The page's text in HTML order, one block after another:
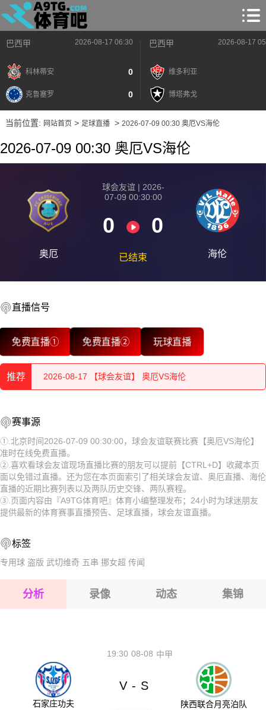
巴西甲 2026-08-17 06:30
科林蒂安 0
克鲁塞罗 0
巴西甲 2026-08-17
维多利亚
博塔弗戈
当前位置: 网站首页> 足球直播> 2026-07-09 00:30 奥厄VS海伦
2026-07-09 00:30 奥厄VS海伦
奥厄
球会友谊 | 2026-
07-09 00:30:00
0 0
已结束 海伦
直播信号
免费直播① 免费直播② 玩球直播
推荐
2026-08-17 【球会友谊】 奥厄VS海伦
2026-08-17 【球会友谊】 奥厄VS海伦
2026-08-17 【球会友谊】 奥厄VS海伦
2026-08-17 【球会友谊】 奥厄VS海伦
2026-08-17 【球会友谊】 奥厄VS海伦
2026-08-17 【球会友谊】 奥厄VS海伦
2026-08-17 【球会友谊】 奥厄VS海伦
2026-08-17 【球会友谊】 奥厄VS海伦
2026-08-17 【球会友谊】 奥厄VS海伦
2026-08-17 【球会友谊】 奥厄VS海伦
赛事源
①.北京时间2026-07-09 00:30:00，球会友谊联赛比赛【奥厄VS海伦】
准时在线免费直播。
②.喜欢看球会友谊现场直播比赛的朋友可以提前【CTRL+D】收藏本页
面以免错过直播。还为您在本页面索引了相关球会友谊、奥厄直播、海伦
直播的近期比赛列表以及两队历史交锋、两队赛程。
③.页面内容由『A9TG体育吧』体育小编整理发布；24小时为球迷朋友
提供最新的体育赛事直播预告、足球直播，球会友谊直播。
标签
专用球 盗版 武切维奇 五串 挪女超 传闻
分析 录像 动态 集锦
08-08
19:30 中甲
石家庄功夫
V - S
陕西联合月亮泊队